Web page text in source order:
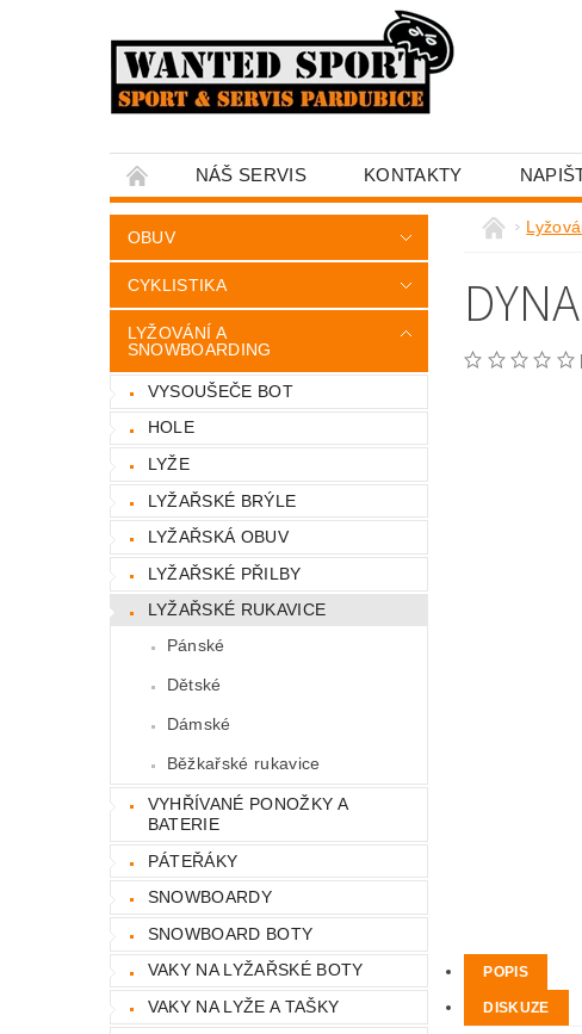
NÁŠ SERVIS KONTAKTY
OBUV
CYKLISTIKA
LYŽOVÁNÍ A
SNOWBOARDING
VYSOUŠEČE BOT
HOLE
LYŽE
LYŽAŘSKÉ BRÝLE
LYŽAŘSKÁ OBUV
LYŽAŘSKÉ PŘILBY
LYŽAŘSKÉ RUKAVICE
Pánské
Dětské
Dámské
Běžkařské rukavice
VYHŘÍVANÉ PONOŽKY A
BATERIE
PÁTEŘÁKY
SNOWBOARDY
SNOWBOARD BOTY
VAKY NA LYŽAŘSKÉ BOTY
VAKY NA LYŽE A TAŠKY
POPIS
DISKUZE